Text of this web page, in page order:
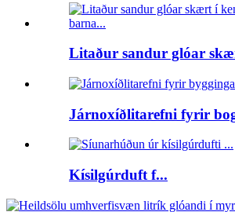
Litaður sandur glóar
Járnoxíðlitarefni fyrir
Kísilgúrduft f...